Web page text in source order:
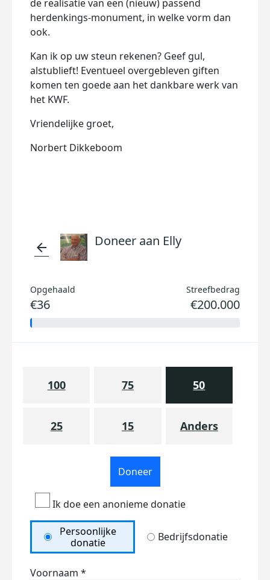
de realisatie van een (nieuw) passend
herdenkings-monument, in welke vorm dan
ook.
Kan ik op uw steun rekenen? Geef gul,
alstublieft! Eventueel overgebleven giften
komen ten goede aan het dankbare werk van
het KWF.
Vriendelijke groet,
Norbert Dikkeboom
arrow_back Doneer aan Elly
Opgehaald
€36
Streefbedrag
€200.000
100 75 50
25 15 Anders
Doneer
Ik doe een anonieme donatie
Persoonlijke
donatie
Bedrijfsdonatie
Voornaam *